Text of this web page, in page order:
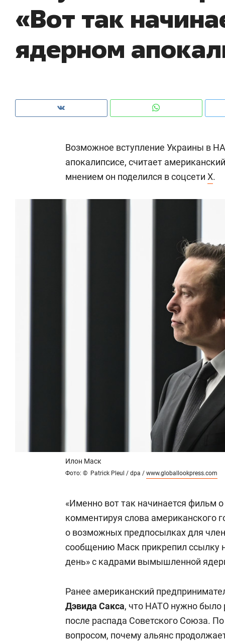
«Вот так
ядерном
Возможное вступление Украины в
апокалипсисе, считает
мнением он поделился в соцсети X.
Илон Маск
Фото: © Patrick Pleul / dpa / www.globallookpress.com
«Именно вот так начинается фильм
комментируя слова американского
о возможных предпосылках для
сообщению Маск прикрепил ссылку
день» с кадрами вымышленной
Ранее американский
Дэвида Сакса, что НАТО нужно было
после распада Советского Союза.
вопросом, почему альянс
чем интересен Оман?
Как ГК «МИР ГРУПП» и ВТБ
Рекомендуем
150 камер